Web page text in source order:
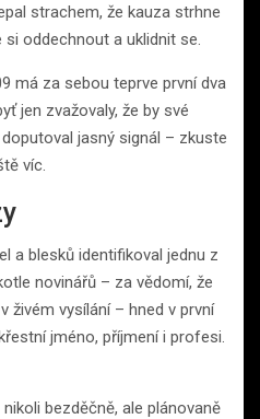
strachem, že kauza strhne
oddechnout a uklidnit se.
má za sebou teprve první dva
jen zvažovaly, že by své
jasný signál – zkuste
víc.
a blesků identifikoval jednu z
novinářů – za vědomí, že
živém vysílání – hned v první
jméno, příjmení i profesi.
bezděčně, ale plánovaně